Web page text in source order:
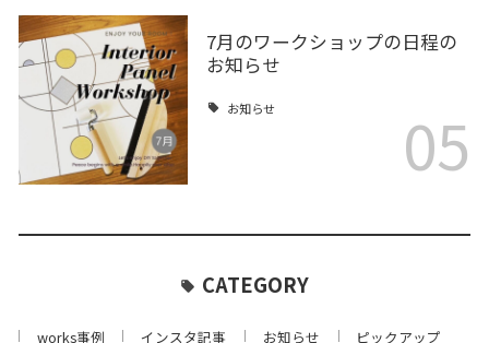
7月のワークショップの日程の
お知らせ
お知らせ 05
CATEGORY
works事例 インスタ記事 お知らせ ピックアップ